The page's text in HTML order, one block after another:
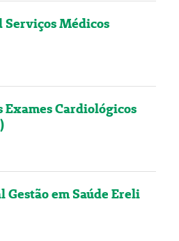
Serviços Médicos
Exames Cardiológicos
Gestão em Saúde Ereli